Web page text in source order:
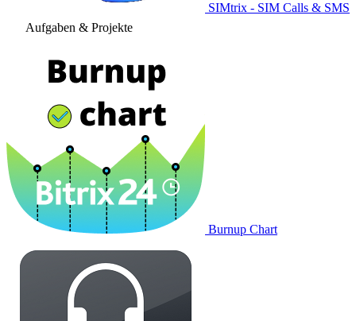
SIMtrix - SIM Calls & SMS
Aufgaben & Projekte
Burnup Chart